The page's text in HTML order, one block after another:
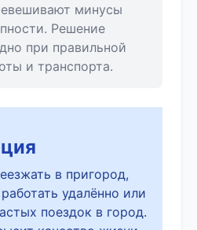
минусы
Решение
при правильной
и транспорта.
в пригород,
удалённо или
поездок в город.